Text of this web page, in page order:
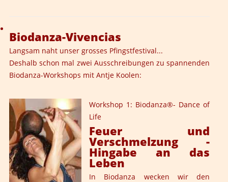
Biodanza-Vivencias
Langsam naht unser grosses Pfingstfestival...
Deshalb schon mal zwei Ausschreibungen zu spannenden
Biodanza-Workshops mit Antje Koolen:
Workshop 1: Biodanza®- Dance of
Life
Feuer und
Verschmelzung -
Hingabe an das
Leben
In Biodanza wecken wir den